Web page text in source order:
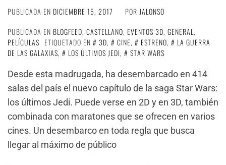
PUBLICADA EN DICIEMBRE 15, 2017 POR JALONSO
PUBLICADA EN BLOGFEED, CASTELLANO, EVENTOS 3D, GENERAL,
PELÍCULAS ETIQUETADO EN 3D, CINE, ESTRENO,
LA GUERRA
DE LAS GALAXIAS, LOS ÚLTIMOS JEDI,
STAR WARS
Desde esta madrugada, ha desembarcado en 414
salas del país el nuevo capítulo de la saga Star Wars:
los últimos Jedi. Puede verse en 2D y en 3D, también
combinada con maratones que se ofrecen en varios
cines. Un desembarco en toda regla que busca
llegar al máximo de público